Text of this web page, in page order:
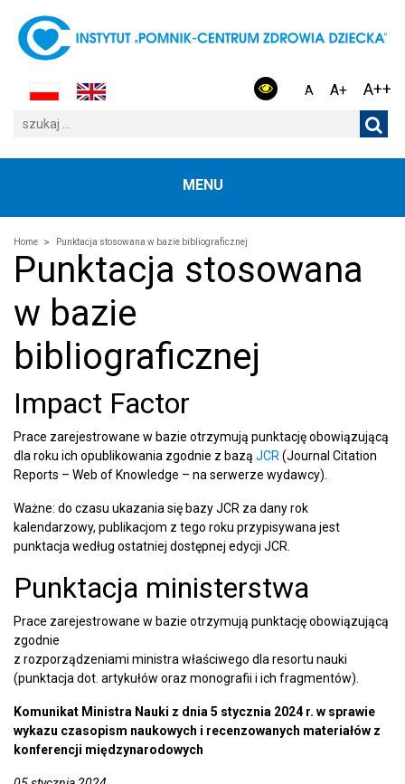
A A+ A++
MENU
Home Punktacja stosowana w bazie bibliograficznej
Punktacja stosowana
w bazie
bibliograficznej
Impact Factor
Prace zarejestrowane w bazie otrzymują punktację obowiązującą
dla roku ich opublikowania zgodnie z bazą JCR (Journal Citation
Reports – Web of Knowledge – na serwerze wydawcy).
Ważne: do czasu ukazania się bazy JCR za dany rok
kalendarzowy, publikacjom z tego roku przypisywana jest
punktacja według ostatniej dostępnej edycji JCR.
Punktacja ministerstwa
Prace zarejestrowane w bazie otrzymują punktację obowiązującą
zgodnie
z rozporządzeniami ministra właściwego dla resortu nauki
(punktacja dot. artykułów oraz monografii i ich fragmentów).
Komunikat Ministra Nauki z dnia 5 stycznia 2024 r. w sprawie
wykazu czasopism naukowych i recenzowanych materiałów z
konferencji międzynarodowych